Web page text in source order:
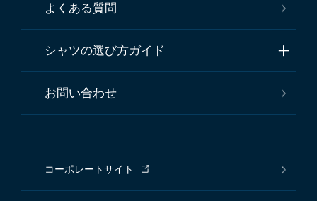
よくある質問
シャツの選び方ガイド
お問い合わせ
コーポレートサイト